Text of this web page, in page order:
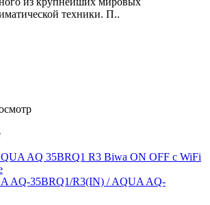
техники. П..
AQ-35BRQ1/R3(IN) / AQUA AQ-